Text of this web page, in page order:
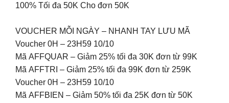
100% Tối đa 50K Cho đơn 50K
VOUCHER MỖI NGÀY – NHANH TAY LƯU MÃ
Voucher 0H – 23H59 10/10
Mã AFFQUAR – Giảm 25% tối đa 30K đơn từ 99K
Mã AFFTRI – Giảm 25% tối đa 99K đơn từ 259K
Voucher 0H – 23H59 10/10
Mã AFFBIEN – Giảm 50% tối đa 25K đơn từ 50K